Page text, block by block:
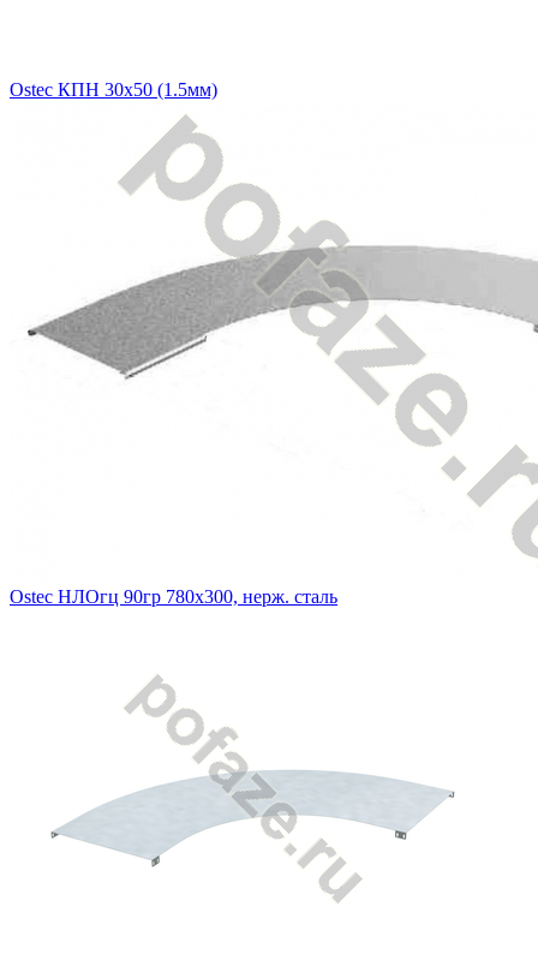
Ostec КПН 30х50 (1.5мм)
Ostec НЛОгц 90гр 780х300, нерж. сталь